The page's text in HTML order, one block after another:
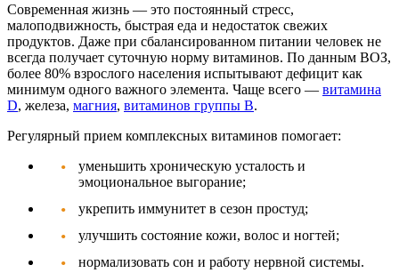
Современная жизнь — это постоянный стресс,
малоподвижность, быстрая еда и недостаток свежих
продуктов. Даже при сбалансированном питании человек не
всегда получает суточную норму витаминов. По данным ВОЗ,
более 80% взрослого населения испытывают дефицит как
минимум одного важного элемента. Чаще всего — витамина
D, железа, магния, витаминов группы B.
Регулярный прием комплексных витаминов помогает:
уменьшить хроническую усталость и
эмоциональное выгорание;
укрепить иммунитет в сезон простуд;
улучшить состояние кожи, волос и ногтей;
нормализовать сон и работу нервной системы.